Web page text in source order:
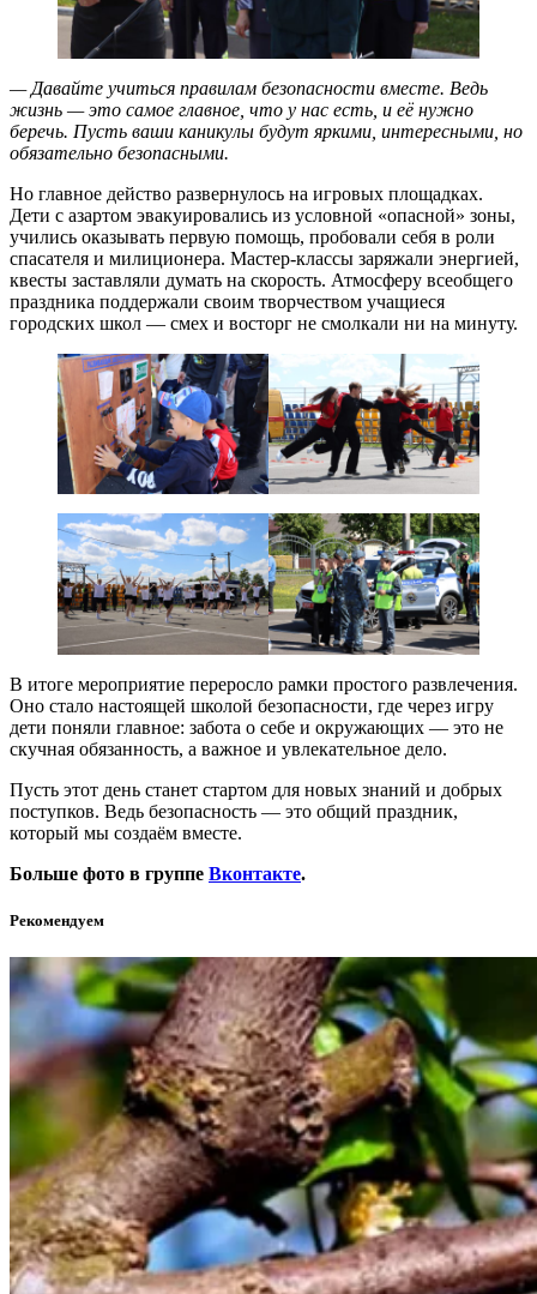
— Давайте учиться правилам безопасности вместе. Ведь
жизнь — это самое главное, что у нас есть, и её нужно
беречь. Пусть ваши каникулы будут яркими, интересными, но
обязательно безопасными.
Но главное действо развернулось на игровых площадках.
Дети с азартом эвакуировались из условной «опасной» зоны,
учились оказывать первую помощь, пробовали себя в роли
спасателя и милиционера. Мастер-классы заряжали энергией,
квесты заставляли думать на скорость. Атмосферу всеобщего
праздника поддержали своим творчеством учащиеся
городских школ — смех и восторг не смолкали ни на минуту.
В итоге мероприятие переросло рамки простого развлечения.
Оно стало настоящей школой безопасности, где через игру
дети поняли главное: забота о себе и окружающих — это не
скучная обязанность, а важное и увлекательное дело.
Пусть этот день станет стартом для новых знаний и добрых
поступков. Ведь безопасность — это общий праздник,
который мы создаём вместе.
Больше фото в группе Вконтакте.
Рекомендуем